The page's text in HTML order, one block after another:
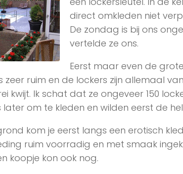
direct omkleden niet
De zondag is bij ons
vertelde ze ons.
Eerst maar even de
zeer ruim en de lockers zijn allemaal
kwijt. Ik schat dat ze ongeveer 150
later om te kleden en wilden eerst de
kom je eerst langs een erotisch
ruim voorradig en met smaak
koopje kon ook nog.